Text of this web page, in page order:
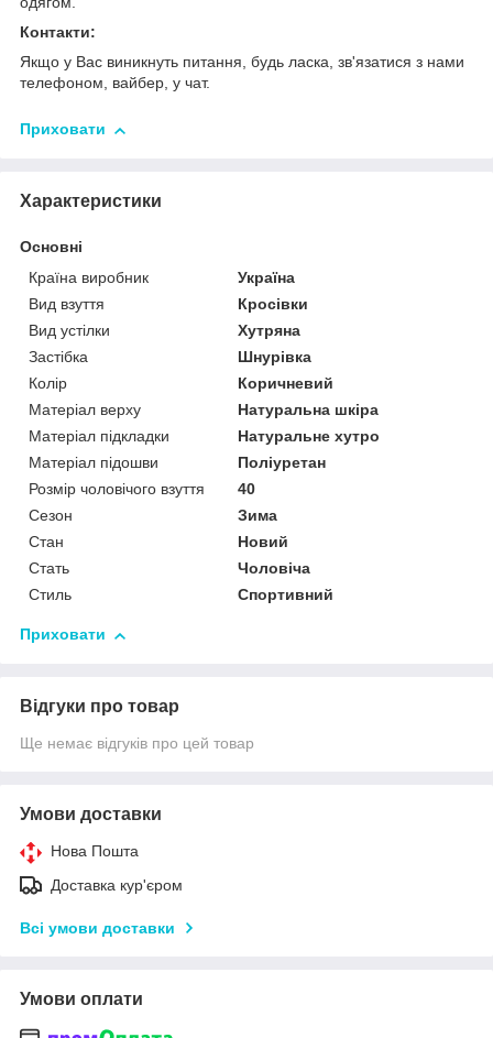
Контакти:
Якщо у Вас виникнуть питання, будь ласка, зв'язатися з нами
телефоном, вайбер, у чат.
Приховати
Характеристики
Основні
Країна виробник
Україна
Вид взуття
Кросівки
Вид устілки
Хутряна
Застібка
Шнурівка
Колір
Коричневий
Матеріал верху
Натуральна шкіра
Матеріал підкладки
Натуральне хутро
Матеріал підошви
Поліуретан
Розмір чоловічого взуття
40
Сезон
Зима
Стан
Новий
Стать
Чоловіча
Стиль
Спортивний
Приховати
Відгуки про товар
Ще немає відгуків про цей товар
Умови доставки
Нова Пошта
Доставка кур'єром
Всі умови доставки
Умови оплати